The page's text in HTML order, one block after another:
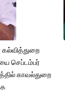
கல்வித்துறை
செப்டம்பர்
காவல்துறை